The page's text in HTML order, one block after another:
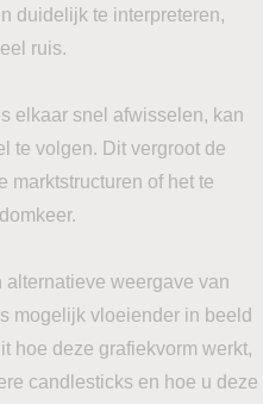
duidelijk te interpreteren,
ruis.
elkaar snel afwisselen, kan
te volgen. Dit vergroot de
marktstructuren of het te
weergave van
mogelijk vloeiender in beeld
hoe deze grafiekvorm werkt,
candlesticks en hoe u deze